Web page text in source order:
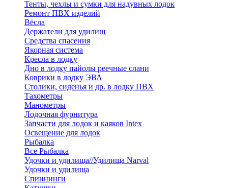
Тенты, чехлы и сумки для надувных лодок
Ремонт ПВХ изделий
Вёсла
Держатели для удилищ
Средства спасения
Якорная система
Кресла в лодку
Дно в лодку пайолы реечные слани
Коврики в лодку ЭВА
Столики, сиденья и др. в лодку ПВХ
Тахометры
Манометры
Лодочная фурнитура
Запчасти для лодок и каяков Intex
Освещение для лодок
Рыбалка
Все Рыбалка
Удочки и удилища//Удилища Narval
Удочки и удилища
Спиннинги